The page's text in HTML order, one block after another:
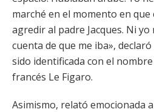
marché en el momento en
agredir al padre Jacques. Ni
cuenta de que me iba»,
sido identificada con el
francés Le Figaro.
Asimismo, relató emocionada